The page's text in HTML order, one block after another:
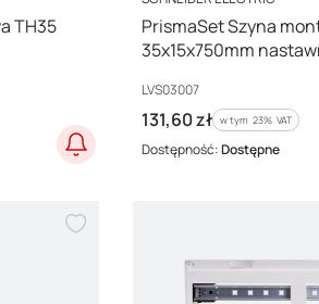
TH35
PrismaSet Szyna
35x15x750mm
Kod producenta
LVS03007
Cena brutto
131,60 zł w tym %s VAT
w tym 23% VAT
Dostępność:Dostępne